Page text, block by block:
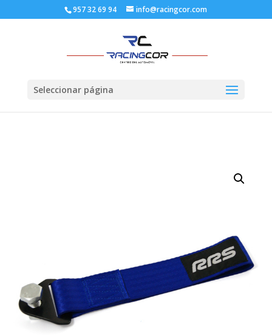
957 32 69 94 info@racingcor.com
Seleccionar página